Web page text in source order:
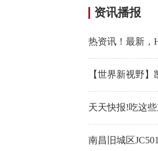
资讯播报
热资讯！最新，
【世界新视野
天天快报!吃这
南昌旧城区